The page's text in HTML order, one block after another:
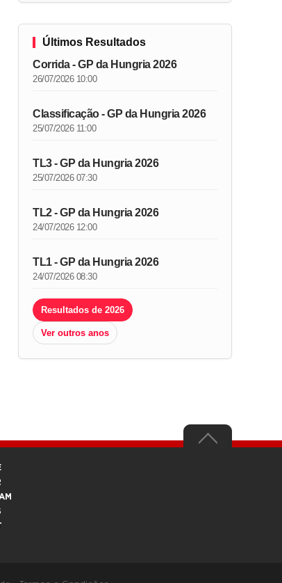
Últimos Resultados
Corrida - GP da Hungria 2026
26/07/2026 10:00
Classificação - GP da Hungria 2026
25/07/2026 11:00
TL3 - GP da Hungria 2026
25/07/2026 07:30
TL2 - GP da Hungria 2026
24/07/2026 12:00
TL1 - GP da Hungria 2026
24/07/2026 08:30
Resultados de 2026
Ver outros anos